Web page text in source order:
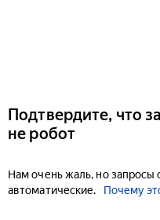
Подтвердите, что
не робот
Нам очень жаль, но запросы
автоматические.
Почему